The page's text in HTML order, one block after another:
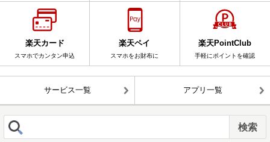
楽天カード
スマホでカンタン申込
楽天ペイ
スマホをお財布に
楽天PointClub
手軽にポイントを確認
サービス一覧 アプリ一覧